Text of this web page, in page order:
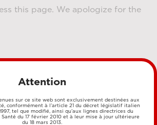
this page. We apologize for the
DE PAIEMENT
Attention
sur ce site web sont exclusivement destinées aux
conformément à l’article 21 du décret législatif italien
tel que modifié, ainsi qu’aux lignes directrices du
du 17 février 2010 et à leur mise à jour ultérieure
du 18 mars 2013.